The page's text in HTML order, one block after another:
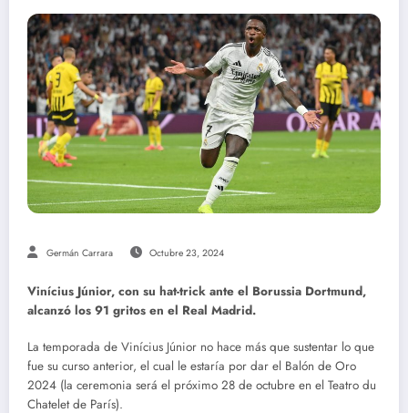
Germán Carrara Octubre 23, 2024
Vinícius Júnior, con su hat-trick ante el Borussia Dortmund,
alcanzó los 91 gritos en el Real Madrid.
La temporada de Vinícius Júnior no hace más que sustentar lo que
fue su curso anterior, el cual le estaría por dar el Balón de Oro
2024 (la ceremonia será el próximo 28 de octubre en el Teatro du
Chatelet de París).